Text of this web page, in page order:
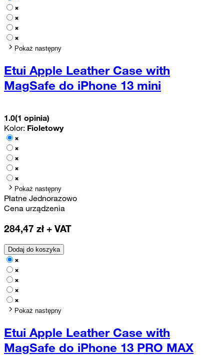
Pokaż następny
Etui Apple Leather Case with
MagSafe do iPhone 13 mini
1.0(1 opinia)
Kolor: Fioletowy
Pokaż następny
Płatne Jednorazowo
Cena urządzenia
284,47 zł + VAT
Dodaj do koszyka
Pokaż następny
Etui Apple Leather Case with
MagSafe do iPhone 13 PRO MAX